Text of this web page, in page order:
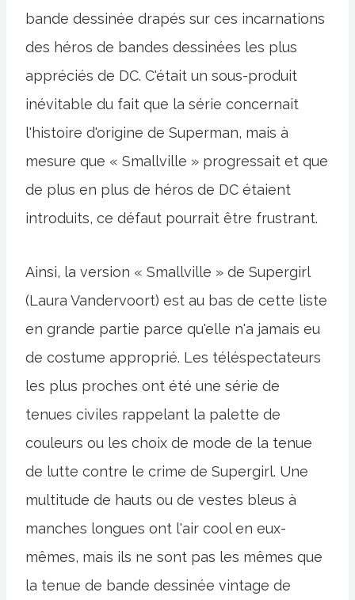
bande dessinée drapés sur ces incarnations
des héros de bandes dessinées les plus
appréciés de DC. C'était un sous-produit
inévitable du fait que la série concernait
l'histoire d'origine de Superman, mais à
mesure que « Smallville » progressait et que
de plus en plus de héros de DC étaient
introduits, ce défaut pourrait être frustrant.
Ainsi, la version « Smallville » de Supergirl
(Laura Vandervoort) est au bas de cette liste
en grande partie parce qu'elle n'a jamais eu
de costume approprié. Les téléspectateurs
les plus proches ont été une série de
tenues civiles rappelant la palette de
couleurs ou les choix de mode de la tenue
de lutte contre le crime de Supergirl. Une
multitude de hauts ou de vestes bleus à
manches longues ont l'air cool en eux-
mêmes, mais ils ne sont pas les mêmes que
la tenue de bande dessinée vintage de